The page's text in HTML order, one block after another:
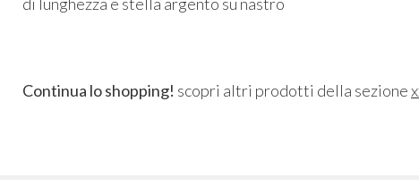
Continua lo shopping! scopri altri prodotti della sezione